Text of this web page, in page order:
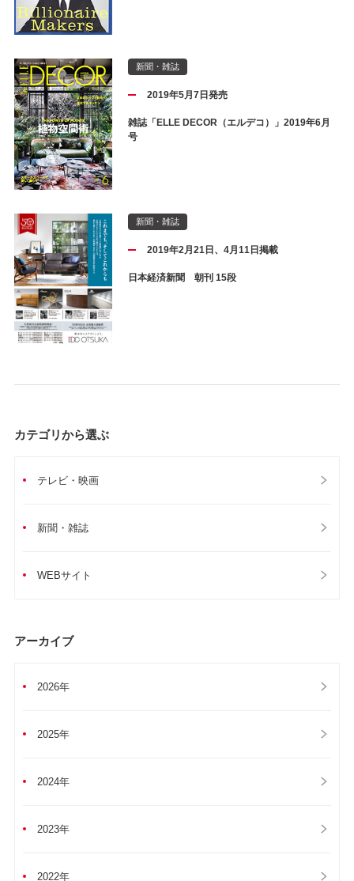
カテゴリから選ぶ
テレビ・映画
新聞・雑誌
WEBサイト
アーカイブ
2026年
2025年
2024年
2023年
2022年
新聞・雑誌
2019年5月7日発売
雑誌「ELLE DECOR（エルデコ）」2019年6月
号
新聞・雑誌
2019年2月21日、4月11日掲載
日本経済新聞 朝刊 15段